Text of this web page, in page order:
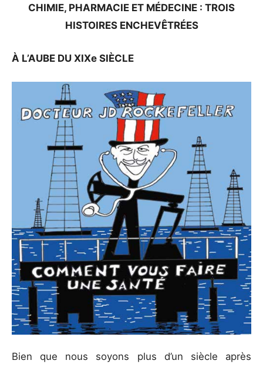
CHIMIE, PHARMACIE ET MÉDECINE : TROIS
HISTOIRES ENCHEVÊTRÉES
À L’AUBE DU XIXe SIÈCLE
Bien que nous soyons plus d’un siècle après